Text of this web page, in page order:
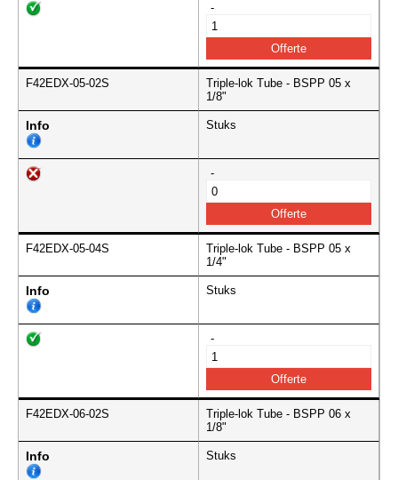
-
F42EDX-05-02S
Triple-lok Tube - BSPP 05 x
1/8"
Info Stuks
-
F42EDX-05-04S
Triple-lok Tube - BSPP 05 x
1/4"
Info Stuks
-
F42EDX-06-02S
Triple-lok Tube - BSPP 06 x
1/8"
Info Stuks